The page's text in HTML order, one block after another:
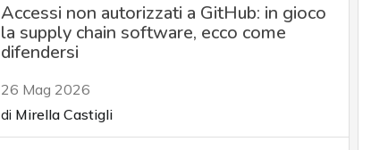
Accessi non autorizzati a GitHub: in gioco
la supply chain software, ecco come
difendersi
26 Mag 2026
di Mirella Castigli